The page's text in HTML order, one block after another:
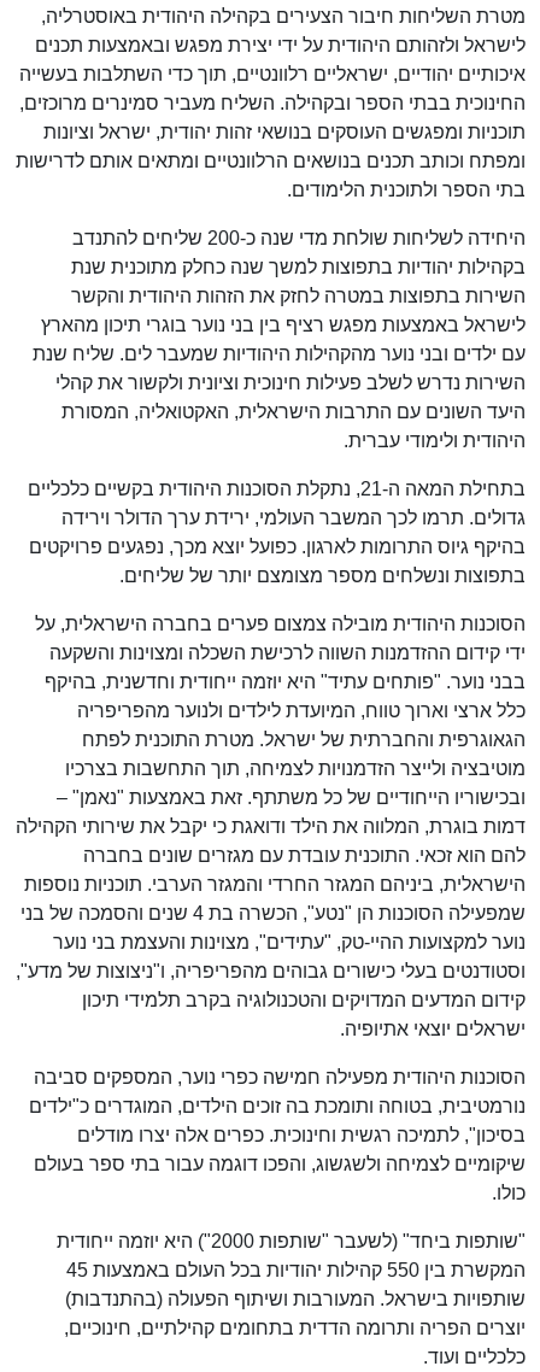
מטרת השליחות חיבור הצעירים בקהילה היהודית באוסטרליה,
לישראל ולזהותם היהודית על ידי יצירת מפגש ובאמצעות תכנים
איכותיים יהודיים, ישראליים רלוונטיים, תוך כדי השתלבות בעשייה
החינוכית בבתי הספר ובקהילה. השליח מעביר סמינרים מרוכזים,
תוכניות ומפגשים העוסקים בנושאי זהות יהודית, ישראל וציונות
ומפתח וכותב תכנים בנושאים הרלוונטיים ומתאים אותם לדרישות
בתי הספר ולתוכנית הלימודים.
היחידה לשליחות שולחת מדי שנה כ-200 שליחים להתנדב
בקהילות יהודיות בתפוצות למשך שנה כחלק מתוכנית שנת
השירות בתפוצות במטרה לחזק את הזהות היהודית והקשר
לישראל באמצעות מפגש רציף בין בני נוער בוגרי תיכון מהארץ
עם ילדים ובני נוער מהקהילות היהודיות שמעבר לים. שליח שנת
השירות נדרש לשלב פעילות חינוכית וציונית ולקשור את קהלי
היעד השונים עם התרבות הישראלית, האקטואליה, המסורת
היהודית ולימודי עברית.
בתחילת המאה ה-21, נתקלת הסוכנות היהודית בקשיים כלכליים
גדולים. תרמו לכך המשבר העולמי, ירידת ערך הדולר וירידה
בהיקף גיוס התרומות לארגון. כפועל יוצא מכך, נפגעים פרויקטים
בתפוצות ונשלחים מספר מצומצם יותר של שליחים.
הסוכנות היהודית מובילה צמצום פערים בחברה הישראלית, על
ידי קידום ההזדמנות השווה לרכישת השכלה ומצוינות והשקעה
בבני נוער. "פותחים עתיד" היא יוזמה ייחודית וחדשנית, בהיקף
כלל ארצי וארוך טווח, המיועדת לילדים ולנוער מהפריפריה
הגאוגרפית והחברתית של ישראל. מטרת התוכנית לפתח
מוטיבציה ולייצר הזדמנויות לצמיחה, תוך התחשבות בצרכיו
ובכישוריו הייחודיים של כל משתתף. זאת באמצעות "נאמן" –
דמות בוגרת, המלווה את הילד ודואגת כי יקבל את שירותי הקהילה
להם הוא זכאי. התוכנית עובדת עם מגזרים שונים בחברה
הישראלית, ביניהם המגזר החרדי והמגזר הערבי. תוכניות נוספות
שמפעילה הסוכנות הן "נטע", הכשרה בת 4 שנים והסמכה של בני
נוער למקצועות ההיי-טק, "עתידים", מצוינות והעצמת בני נוער
וסטודנטים בעלי כישורים גבוהים מהפריפריה, ו"ניצוצות של מדע",
קידום המדעים המדויקים והטכנולוגיה בקרב תלמידי תיכון
ישראלים יוצאי אתיופיה.
הסוכנות היהודית מפעילה חמישה כפרי נוער, המספקים סביבה
נורמטיבית, בטוחה ותומכת בה זוכים הילדים, המוגדרים כ"ילדים
בסיכון", לתמיכה רגשית וחינוכית. כפרים אלה יצרו מודלים
שיקומיים לצמיחה ולשגשוג, והפכו דוגמה עבור בתי ספר בעולם
כולו.
"שותפות ביחד" (לשעבר "שותפות 2000") היא יוזמה ייחודית
המקשרת בין 550 קהילות יהודיות בכל העולם באמצעות 45
שותפויות בישראל. המעורבות ושיתוף הפעולה (בהתנדבות)
יוצרים הפריה ותרומה הדדית בתחומים קהילתיים, חינוכיים,
כלכליים ועוד.